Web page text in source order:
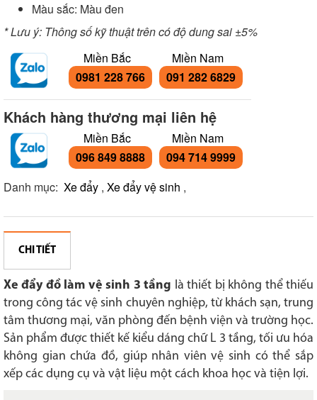
Màu sắc: Màu đen
* Lưu ý: Thông số kỹ thuật trên có độ dung sai ±5%
Miền Bắc
0981 228 766
Miền Nam
091 282 6829
Khách hàng thương mại liên hệ
Miền Bắc
096 849 8888
Miền Nam
094 714 9999
Danh mục: Xe đẩy , Xe đẩy vệ sinh ,
CHI TIẾT
Xe đẩy đồ làm vệ sinh 3 tầng là thiết bị không thể thiếu
trong công tác vệ sinh chuyên nghiệp, từ khách sạn, trung
tâm thương mại, văn phòng đến bệnh viện và trường học.
Sản phẩm được thiết kế kiểu dáng chữ L 3 tầng, tối ưu hóa
không gian chứa đồ, giúp nhân viên vệ sinh có thể sắp
xếp các dụng cụ và vật liệu một cách khoa học và tiện lợi.